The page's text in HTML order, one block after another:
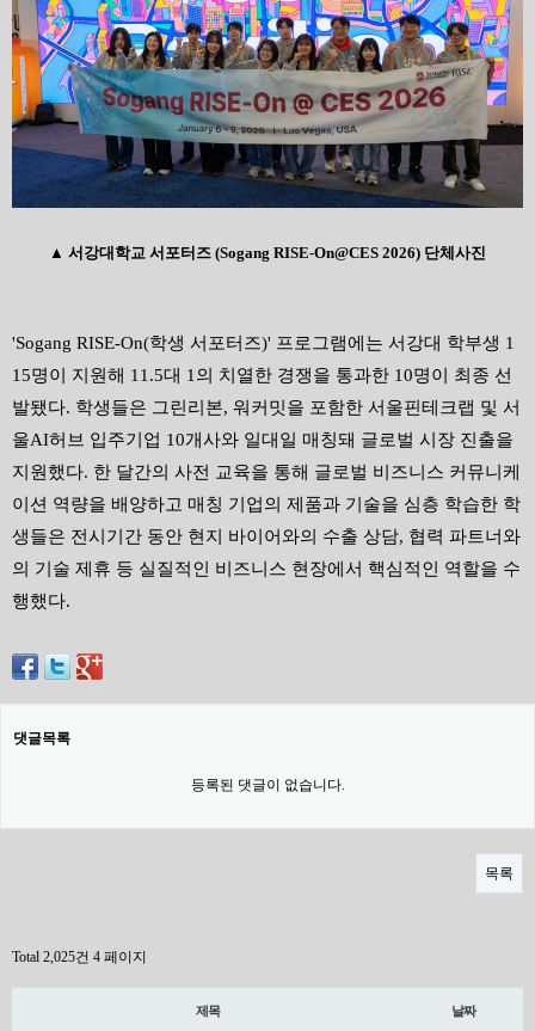
▲ 서강대학교 서포터즈 (Sogang RISE-On@CES 2026) 단체사진
'Sogang RISE-On(학생 서포터즈)' 프로그램에는 서강대 학부생 1
15명이 지원해 11.5대 1 의 치열한 경쟁을 통과한 10명이 최종 선
발됐다. 학생들은 그린리본, 워커밋을 포함한 서울핀테크랩 및 서
울AI허브 입주기업 10개사와 일대일 매칭돼 글로벌 시장 진출을
지원했다. 한 달간의 사전 교육을 통해 글로벌 비즈니스 커뮤니케
이션 역량을 배양하고 매칭 기업의 제품과 기술을 심층 학습한 학
생들은 전시기간 동안 현지 바이어와의 수출 상담, 협력 파트너와
의 기술 제휴 등 실질적인 비즈니스 현장에서 핵심적인 역할을 수
행했다.
댓글목록
등록된 댓글이 없습니다.
목록
Total 2,025건 4 페이지
제목 날짜